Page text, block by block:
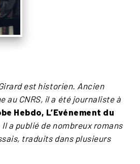
est historien. Ancien
au CNRS, il a été journaliste à
Hebdo, L’Evénement du
Il a publié de nombreux romans
traduits dans plusieurs